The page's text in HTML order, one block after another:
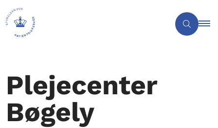
Plejecenter
Bøgely